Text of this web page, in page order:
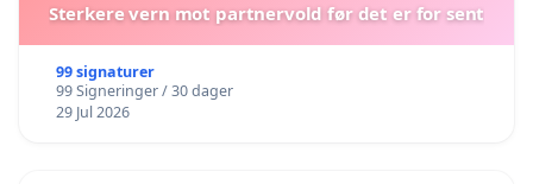
Sterkere vern mot partnervold før det er for sent
99 signaturer
99 Signeringer / 30 dager
29 Jul 2026